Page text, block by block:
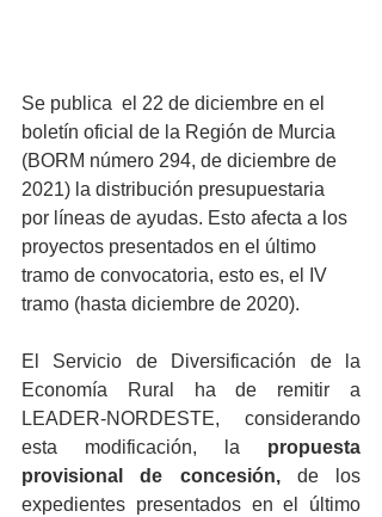
Se publica  el 22 de diciembre en el
boletín oficial de la Región de Murcia
(BORM número 294, de diciembre de
2021) la distribución presupuestaria
por líneas de ayudas. Esto afecta a los
proyectos presentados en el último
tramo de convocatoria, esto es, el IV
tramo (hasta diciembre de 2020).
El Servicio de Diversificación de la
Economía Rural ha de remitir a
LEADER-NORDESTE,  considerando
esta modificación, la propuesta
provisional de concesión, de los
expedientes presentados en el último